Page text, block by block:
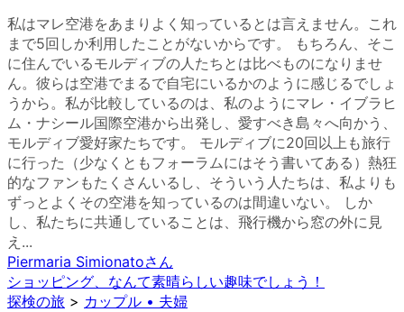
私はマレ空港をあまりよく知っているとは言えません。これ
まで5回しか利用したことがないからです。 もちろん、そこ
に住んでいるモルディブの人たちとは比べものになりませ
ん。彼らは空港でまるで自宅にいるかのように感じるでしょ
うから。私が比較しているのは、私のようにマレ・イブラヒ
ム・ナシール国際空港から出発し、愛すべき島々へ向かう、
モルディブ愛好家たちです。 モルディブに20回以上も旅行
に行った（少なくともフォーラムにはそう書いてある）熱狂
的なファンもたくさんいるし、そういう人たちは、私よりも
ずっとよくその空港を知っているのは間違いない。 しか
し、私たちに共通していることは、飛行機から窓の外に見
え...
Piermaria Simionatoさん
ショッピング、なんて素晴らしい趣味でしょう！
探検の旅 > カップル • 夫婦